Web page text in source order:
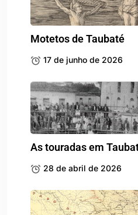
Motetos de Taubaté
17 de junho de 2026
As touradas em
28 de abril de 2026